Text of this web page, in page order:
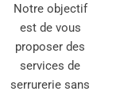
Notre objectif
est de vous
proposer des
services de
serrurerie sans